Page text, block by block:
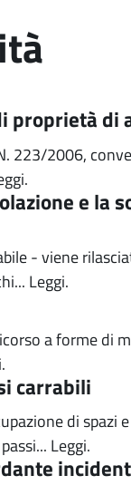
proprietà di
223/2006,
e la
- viene
Leggi.
a forme di
carrabili
di spazi
Leggi.